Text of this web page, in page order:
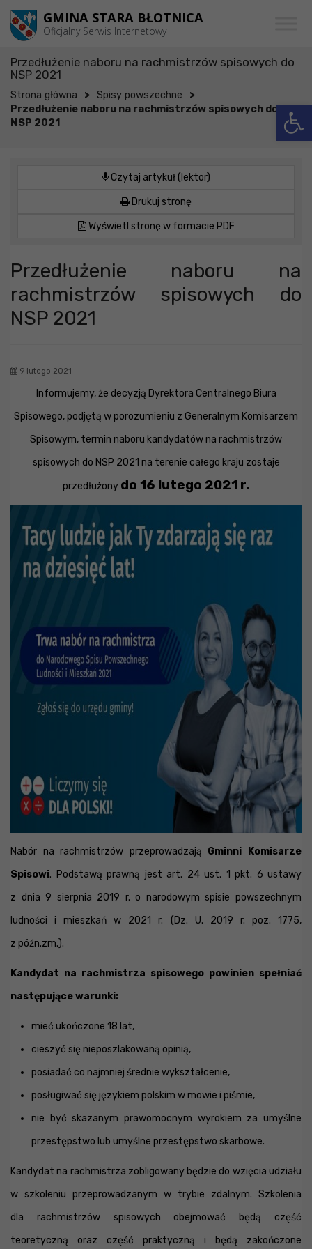
Przejdź do menu
Przejdź do głównej treści strony
Przejdź do stopki strony GMINA STARA BŁOTNICA
Oficjalny Serwis Internetowy
Przedłużenie naboru na rachmistrzów spisowych do
NSP 2021
Strona główna > Spisy powszechne >
Przedłużenie naboru na rachmistrzów spisowych do
NSP 2021
Czytaj artykuł (lektor)
Drukuj stronę
Wyświetl stronę w formacie PDF
Przedłużenie naboru na
rachmistrzów spisowych do
NSP 2021
9 lutego 2021
Informujemy, że decyzją Dyrektora Centralnego Biura
Spisowego, podjętą w porozumieniu z Generalnym Komisarzem
Spisowym, termin naboru kandydatów na rachmistrzów
spisowych do NSP 2021 na terenie całego kraju zostaje
przedłużony do 16 lutego 2021 r.
Nabór na rachmistrzów przeprowadzają Gminni Komisarze
Spisowi. Podstawą prawną jest art. 24 ust. 1 pkt. 6 ustawy
z dnia 9 sierpnia 2019 r. o narodowym spisie powszechnym
ludności i mieszkań w 2021 r. (Dz. U. 2019 r. poz. 1775,
z późn.zm.).
Kandydat na rachmistrza spisowego powinien spełniać
następujące warunki:
mieć ukończone 18 lat,
cieszyć się nieposzlakowaną opinią,
posiadać co najmniej średnie wykształcenie,
posługiwać się językiem polskim w mowie i piśmie,
nie być skazanym prawomocnym wyrokiem za umyślne
przestępstwo lub umyślne przestępstwo skarbowe.
Kandydat na rachmistrza zobligowany będzie do wzięcia udziału
w szkoleniu przeprowadzanym w trybie zdalnym. Szkolenia
dla rachmistrzów spisowych obejmować będą część
teoretyczną oraz część praktyczną i będą zakończone